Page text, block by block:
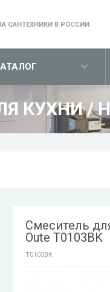
САНТЕХНИКИ В РОССИИ
КУХНИ/
Смеситель
Oute T0103BK
T0103BK